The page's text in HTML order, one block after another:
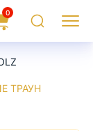
0
ПоискМеню
ТРАУН